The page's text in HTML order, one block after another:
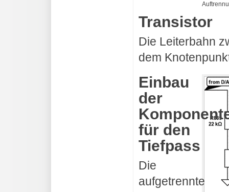
Transistor
Die Leiterbahn
dem
Einbau
der
für den
Tiefpass
Die
aufgetrennte